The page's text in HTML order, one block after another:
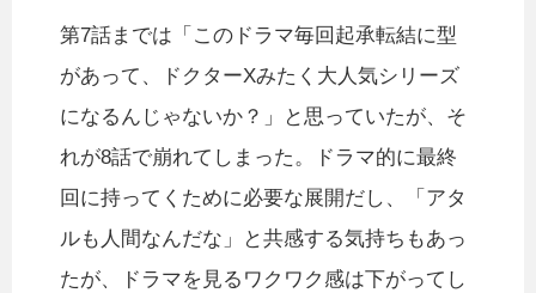
第7話までは「このドラマ毎回起承転結に型
があって、ドクターXみたく大人気シリーズ
になるんじゃないか？」と思っていたが、そ
れが8話で崩れてしまった。ドラマ的に最終
回に持ってくために必要な展開だし、「アタ
ルも人間なんだな」と共感する気持ちもあっ
たが、ドラマを見るワクワク感は下がってし